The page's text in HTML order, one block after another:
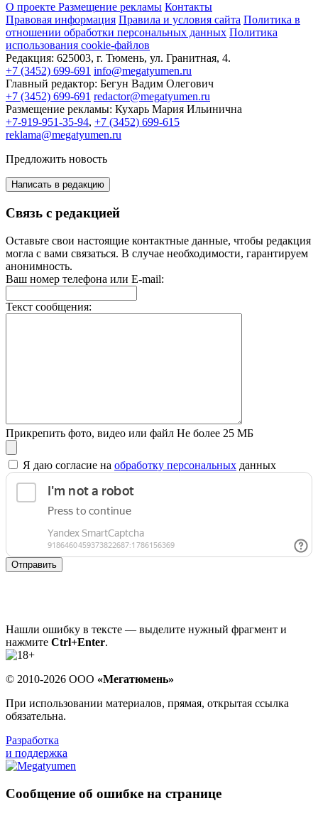
О проекте Размещение рекламы Контакты
Правовая информация Правила и условия сайта Политика в
отношении обработки персональных данных Политика
использования cookie-файлов
Редакция: 625003, г. Тюмень, ул. Гранитная, 4.
+7 (3452) 699-691 info@megatyumen.ru
Главный редактор: Бегун Вадим Олегович
+7 (3452) 699-691 redactor@megatyumen.ru
Размещение рекламы: Кухарь Мария Ильинична
+7-919-951-35-94, +7 (3452) 699-615
reklama@megatyumen.ru
Предложить новость
Написать в редакцию
Связь с редакцией
Оставьте свои настоящие контактные данные, чтобы редакция
могла с вами связаться. В случае необходимости, гарантируем
анонимность.
Ваш номер телефона или E-mail:
Текст сообщения:
Прикрепить фото, видео или файл Не более 25 МБ
Я даю согласие на обработку персональных данных
Отправить
Нашли ошибку в тексте — выделите нужный фрагмент и
нажмите Ctrl+Enter.
© 2010-2026 ООО «Мегатюмень»
При использовании материалов, прямая, открытая ссылка
обязательна.
Разработка
и поддержка
Сообщение об ошибке на странице